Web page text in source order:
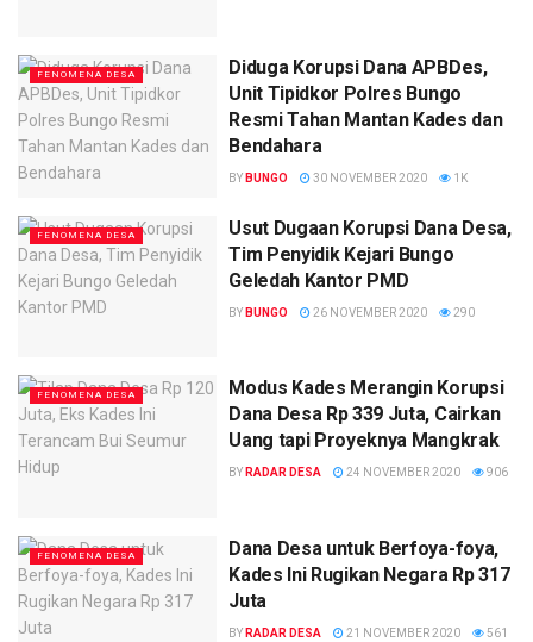
FENOMENA DESA
Diduga Korupsi Dana APBDes,
Unit Tipidkor Polres Bungo
Resmi Tahan Mantan Kades dan
Bendahara
BY BUNGO 30 NOVEMBER 2020 1K
FENOMENA DESA
Usut Dugaan Korupsi Dana Desa,
Tim Penyidik Kejari Bungo
Geledah Kantor PMD
BY BUNGO 26 NOVEMBER 2020 290
FENOMENA DESA
Modus Kades Merangin Korupsi
Dana Desa Rp 339 Juta, Cairkan
Uang tapi Proyeknya Mangkrak
BY RADAR DESA 24 NOVEMBER 2020 906
FENOMENA DESA
Dana Desa untuk Berfoya-foya,
Kades Ini Rugikan Negara Rp 317
Juta
BY RADAR DESA 21 NOVEMBER 2020 561